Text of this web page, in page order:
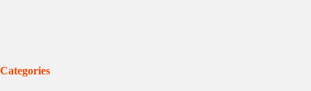
Categories